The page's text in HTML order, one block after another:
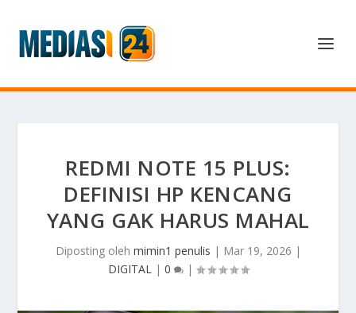
REDMI NOTE 15 PLUS:
DEFINISI HP KENCANG
YANG GAK HARUS MAHAL
Diposting oleh mimin1 penulis | Mar 19, 2026 |
DIGITAL| 0 |